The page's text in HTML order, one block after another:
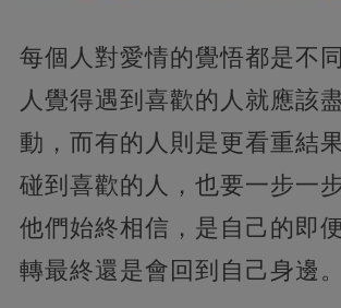
每個人對愛情的覺悟都是不
人覺得遇到喜歡的人就應該
動，而有的人則是更看重結
碰到喜歡的人，也要一步一
他們始終相信，是自己的即
轉最終還是會回到自己身邊。